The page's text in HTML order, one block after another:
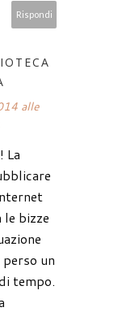
Rispondi
alle
La
le bizze
un
tempo.